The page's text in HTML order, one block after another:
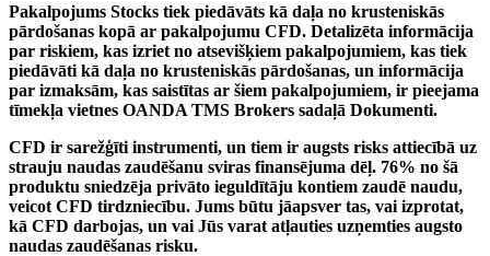
Pakalpojums Stocks tiek piedāvāts kā daļa no krusteniskās
pārdošanas kopā ar pakalpojumu CFD. Detalizēta informācija
par riskiem, kas izriet no atsevišķiem pakalpojumiem, kas tiek
piedāvāti kā daļa no krusteniskās pārdošanas, un informācija
par izmaksām, kas saistītas ar šiem pakalpojumiem, ir pieejama
tīmekļa vietnes OANDA TMS Brokers sadaļā Dokumenti.
CFD ir sarežģīti instrumenti, un tiem ir augsts risks attiecībā uz
strauju naudas zaudēšanu sviras finansējuma dēļ. 76% no šā
produktu sniedzēja privāto ieguldītāju kontiem zaudē naudu,
veicot CFD tirdzniecību. Jums būtu jāapsver tas, vai izprotat,
kā CFD darbojas, un vai Jūs varat atļauties uzņemties augsto
naudas zaudēšanas risku.